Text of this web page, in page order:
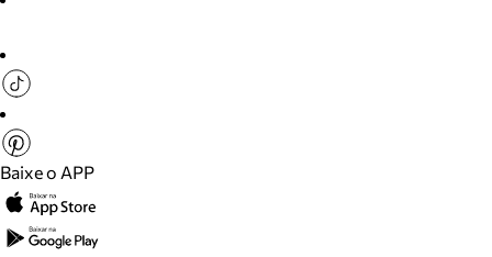
Baixe o APP